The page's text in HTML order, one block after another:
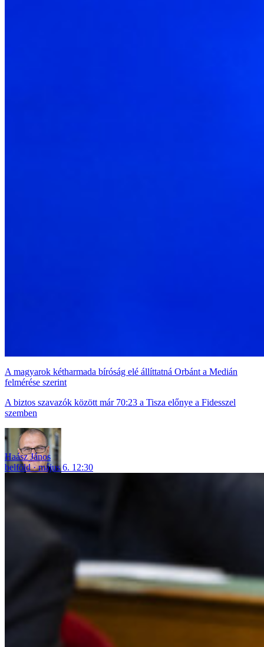
A magyarok kétharmada bíróság elé állíttatná Orbánt a Medián
felmérése szerint
A biztos szavazók között már 70:23 a Tisza előnye a Fidesszel
szemben
Haász János
belföld
május 6. 12:30